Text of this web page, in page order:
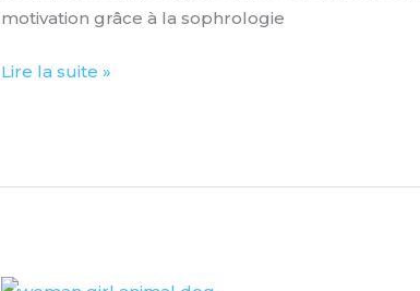
motivation grâce à la sophrologie
Lire la suite »